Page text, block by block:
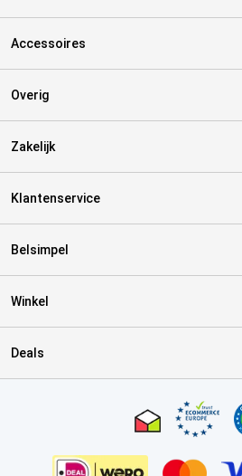
Accessoires
Overig
Zakelijk
Klantenservice
Belsimpel
Winkel
Deals